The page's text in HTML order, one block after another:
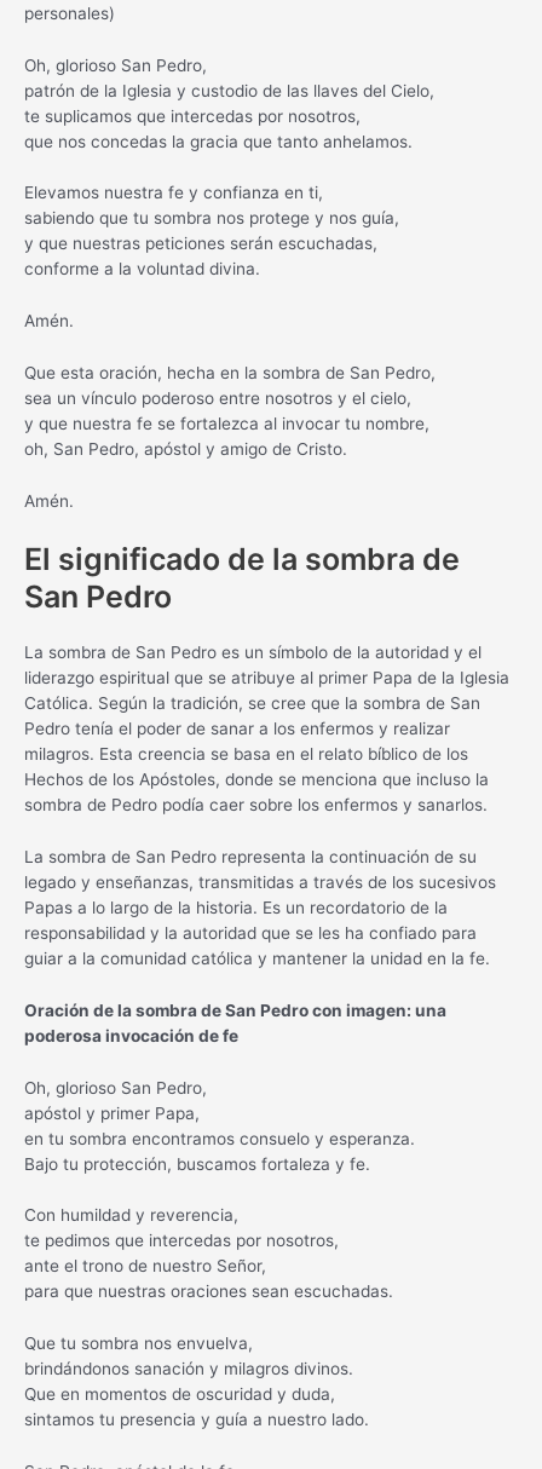
personales)
Oh, glorioso San Pedro,
patrón de la Iglesia y custodio de las llaves del Cielo,
te suplicamos que intercedas por nosotros,
que nos concedas la gracia que tanto anhelamos.
Elevamos nuestra fe y confianza en ti,
sabiendo que tu sombra nos protege y nos guía,
y que nuestras peticiones serán escuchadas,
conforme a la voluntad divina.
Amén.
Que esta oración, hecha en la sombra de San Pedro,
sea un vínculo poderoso entre nosotros y el cielo,
y que nuestra fe se fortalezca al invocar tu nombre,
oh, San Pedro, apóstol y amigo de Cristo.
Amén.
El significado de la sombra de
San Pedro
La sombra de San Pedro es un símbolo de la autoridad y el
liderazgo espiritual que se atribuye al primer Papa de la Iglesia
Católica. Según la tradición, se cree que la sombra de San
Pedro tenía el poder de sanar a los enfermos y realizar
milagros. Esta creencia se basa en el relato bíblico de los
Hechos de los Apóstoles, donde se menciona que incluso la
sombra de Pedro podía caer sobre los enfermos y sanarlos.
La sombra de San Pedro representa la continuación de su
legado y enseñanzas, transmitidas a través de los sucesivos
Papas a lo largo de la historia. Es un recordatorio de la
responsabilidad y la autoridad que se les ha confiado para
guiar a la comunidad católica y mantener la unidad en la fe.
Oración de la sombra de San Pedro con imagen: una
poderosa invocación de fe
Oh, glorioso San Pedro,
apóstol y primer Papa,
en tu sombra encontramos consuelo y esperanza.
Bajo tu protección, buscamos fortaleza y fe.
Con humildad y reverencia,
te pedimos que intercedas por nosotros,
ante el trono de nuestro Señor,
para que nuestras oraciones sean escuchadas.
Que tu sombra nos envuelva,
brindándonos sanación y milagros divinos.
Que en momentos de oscuridad y duda,
sintamos tu presencia y guía a nuestro lado.